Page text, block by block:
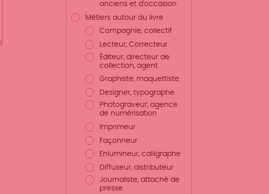
anciens et d'occasion
Métiers autour du livre
Compagnie, collectif
Lecteur, Correcteur
Éditeur, directeur de
collection, agent
Graphiste, maquettiste
Designer, typographe
Photograveur, agence
de numérisation
Imprimeur
Façonneur
Enlumineur, calligraphe
Diffuseur, distributeur
Journaliste, attaché de
presse